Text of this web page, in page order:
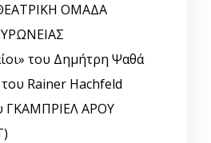
ΟΜΑΔΑ
του Δημήτρη Ψαθά
Rainer Hachfeld
ΓΚΑΜΠΡΙΕΛ ΑΡΟΥ